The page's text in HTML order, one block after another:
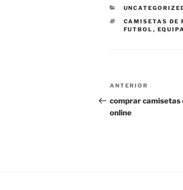
CATEGORÍAS
ETIQUETAS
CAMISETAS DE
FUTBOL ,
Navegación
de
entradas
Entrada
anterior:
ANTERIOR
comprar camisetas
online